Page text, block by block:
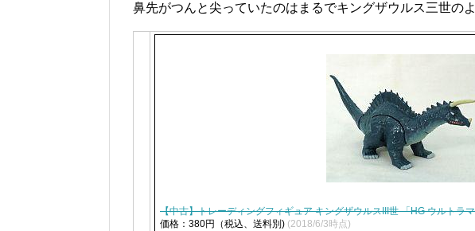
鼻先がつんと尖っていたのはまるでキングザウルス三世の
【中古】トレーディングフィギュア キングザウルスIII世 「HG ウルトラ
価格：380円（税込、送料別) (2018/6/3時点)